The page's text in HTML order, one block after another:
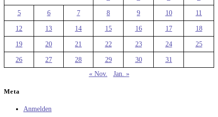
5 6 7 8 9 10 11
12 13 14 15 16 17 18
19 20 21 22 23 24 25
26 27 28 29 30
31
« Nov.
Jan. »
Meta
Anmelden